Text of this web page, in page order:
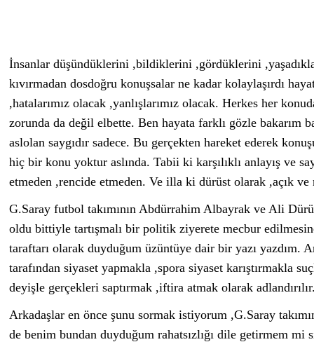
İnsanlar düşündüklerini ,bildiklerini ,gördüklerini
kıvırmadan dosdoğru konuşsalar ne kadar kolaylaşırdı
,hatalarımız olacak ,yanlışlarımız olacak. Herkes her
zorunda da değil elbette. Ben hayata farklı gözle bakarım
aslolan saygıdır sadece. Bu gerçekten hareket ederek
hiç bir konu yoktur aslında. Tabii ki karşılıklı anlayış ve
etmeden ,rencide etmeden. Ve illa ki dürüst olarak ,açık ve
G.Saray futbol takımının Abdürrahim Albayrak ve Ali
oldu bittiyle tartışmalı bir politik ziyerete mecbur
taraftarı olarak duyduğum üzüntüye dair bir yazı yazdım.
tarafından siyaset yapmakla ,spora siyaset karıştırmakla
deyişle gerçekleri saptırmak ,iftira atmak olarak
Arkadaşlar en önce şunu sormak istiyorum ,G.Saray
de benim bundan duyduğum rahatsızlığı dile getirmem mi